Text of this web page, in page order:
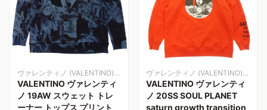
ヴァレンティノ (VALENTINO)洋服
VALENTINO ヴァレンティ
ノ 19AW スウェット トレ
ーナー トップス プリント
ヴァレンティノ (VALENTINO)洋服
VALENTINO ヴァレンティ
ノ 20SS SOUL PLANET
saturn growth transition